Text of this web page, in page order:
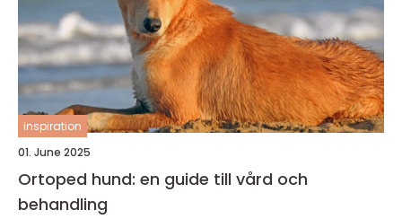
inspiration
01. June 2025
Ortoped hund: en guide till vård och
behandling